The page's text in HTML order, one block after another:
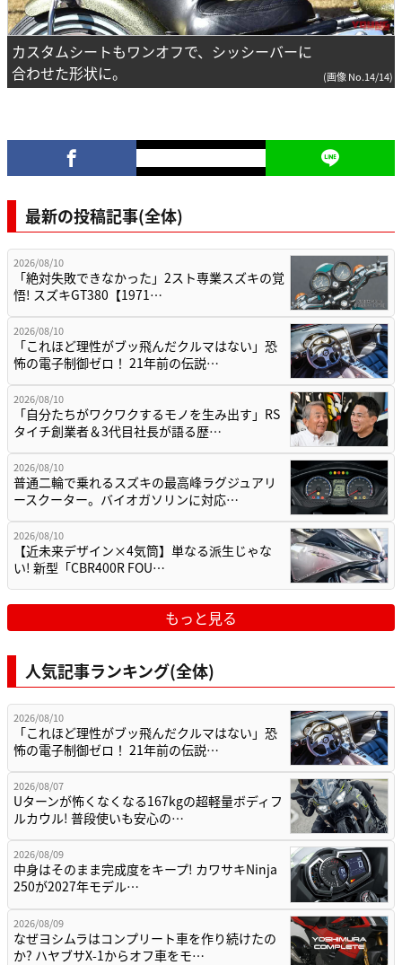
カスタムシートもワンオフで、シッシーバーに
合わせた形状に。
(画像 No.14/14)
最新の投稿記事(全体)
2026/08/10
「絶対失敗できなかった」2スト専業スズキの覚
悟! スズキGT380【1971…
2026/08/10
「これほど理性がブッ飛んだクルマはない」恐
怖の電子制御ゼロ！ 21年前の伝説…
2026/08/10
「自分たちがワクワクするモノを生み出す」RS
タイチ創業者＆3代目社長が語る歴…
2026/08/10
普通二輪で乗れるスズキの最高峰ラグジュアリ
ースクーター。バイオガソリンに対応…
2026/08/10
【近未来デザイン×4気筒】単なる派生じゃな
い! 新型「CBR400R FOU…
もっと見る
人気記事ランキング(全体)
2026/08/10
「これほど理性がブッ飛んだクルマはない」恐
怖の電子制御ゼロ！ 21年前の伝説…
2026/08/07
Uターンが怖くなくなる167kgの超軽量ボディフ
ルカウル! 普段使いも安心の…
2026/08/09
中身はそのまま完成度をキープ! カワサキNinja
250が2027年モデル…
2026/08/09
なぜヨシムラはコンプリート車を作り続けたの
か? ハヤブサX-1からオフ車をモ…